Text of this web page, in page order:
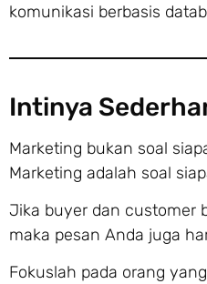
komunikasi berbasis
Intinya
Marketing bukan soal
Marketing adalah soal
Jika buyer dan customer
maka pesan Anda juga
Fokuslah pada orang